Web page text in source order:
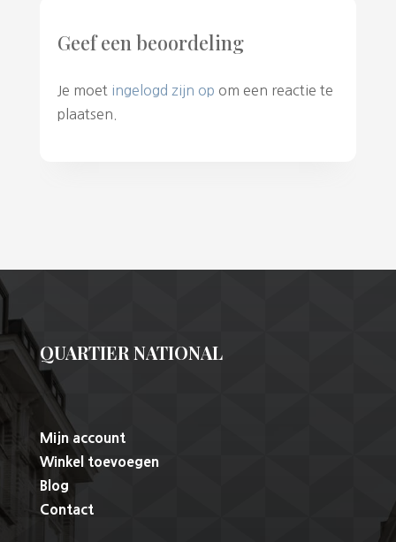
Geef een beoordeling
Je moet ingelogd zijn op om een reactie te
plaatsen.
QUARTIER NATIONAL
Mijn account
Winkel toevoegen
Blog
Contact